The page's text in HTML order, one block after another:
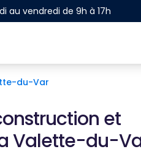
au vendredi de 9h à 17h
du-Var
et
Valette-du-